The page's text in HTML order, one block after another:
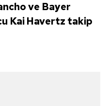
ve Bayer
Kai Havertz takip